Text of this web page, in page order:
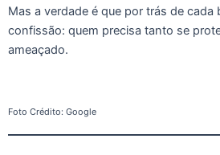
Mas a verdade é que por trás de cada
confissão: quem precisa tanto se
ameaçado.
Foto Crédito: Google